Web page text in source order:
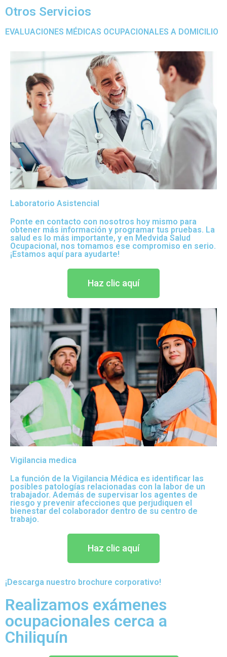
Otros Servicios
EVALUACIONES MÉDICAS OCUPACIONALES A DOMICILIO
Laboratorio Asistencial
Ponte en contacto con nosotros hoy mismo para
obtener más información y programar tus pruebas. La
salud es lo más importante, y en Medvida Salud
Ocupacional, nos tomamos ese compromiso en serio.
¡Estamos aquí para ayudarte!
Haz clic aquí
Vigilancia medica
La función de la Vigilancia Médica es identificar las
posibles patologías relacionadas con la labor de un
trabajador. Además de supervisar los agentes de
riesgo y prevenir afecciones que perjudiquen el
bienestar del colaborador dentro de su centro de
trabajo.
Haz clic aquí
¡Descarga nuestro brochure corporativo!
Realizamos exámenes
ocupacionales cerca a
Chiliquín